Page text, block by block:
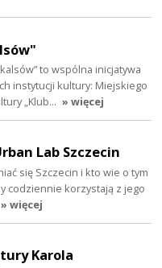
to wspólna inicjatywa
instytucji kultury: Miejskiego
„Klub… » więcej
Lab Szczecin
się Szczecin i kto wie o tym
codziennie korzystają z jego
» więcej
Karola